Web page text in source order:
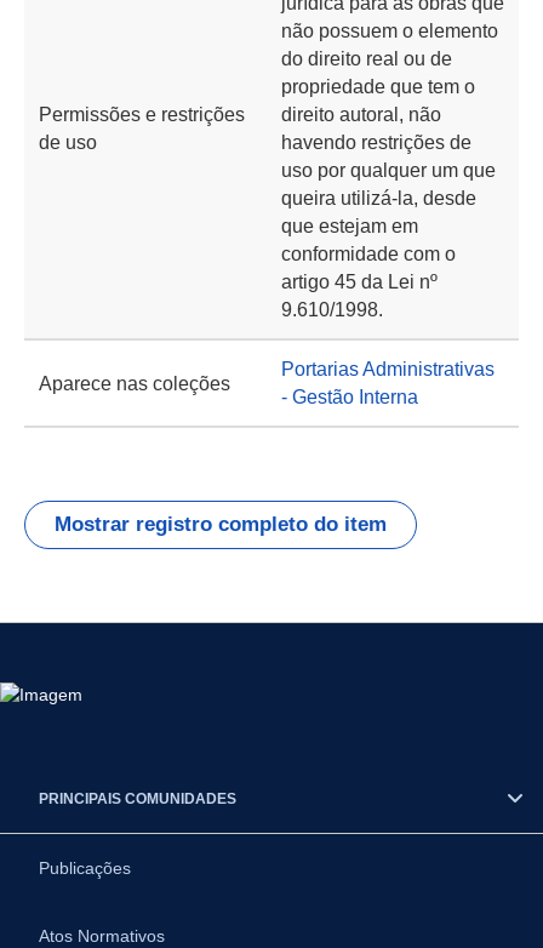
Permissões e restrições
de uso
não possuem o elemento
do direito real ou de
propriedade que tem o
direito autoral, não
havendo restrições de
uso por qualquer um que
queira utilizá-la, desde
que estejam em
conformidade com o
artigo 45 da Lei nº
9.610/1998.
Aparece nas coleções
Portarias Administrativas
- Gestão Interna
Mostrar registro completo do item
PRINCIPAIS COMUNIDADES
Publicações
Atos Normativos